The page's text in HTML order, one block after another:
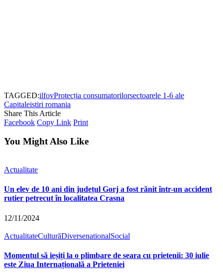
TAGGED:ilfovProtecția consumatorilorsectoarele 1-6 ale
Capitaleistiri romania
Share This Article
Facebook Copy Link Print
You Might Also Like
Actualitate
Un elev de 10 ani din județul Gorj a fost rănit într-un accident
rutier petrecut în localitatea Crasna
12/11/2024
ActualitateCulturăDiversenationalSocial
Momentul să ieșiți la o plimbare de seara cu prietenii: 30 iulie
este Ziua Internațională a Prieteniei